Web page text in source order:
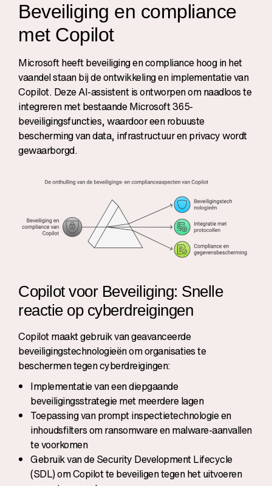
Beveiliging en compliance
met Copilot
Microsoft heeft beveiliging en compliance hoog in het
vaandel staan bij de ontwikkeling en implementatie van
Copilot. Deze AI-assistent is ontworpen om naadloos te
integreren met bestaande Microsoft 365-
beveiligingsfuncties, waardoor een robuuste
bescherming van data, infrastructuur en privacy wordt
gewaarborgd.
Copilot voor Beveiliging: Snelle
reactie op cyberdreigingen
Copilot maakt gebruik van geavanceerde
beveiligingstechnologieën om organisaties te
beschermen tegen cyberdreigingen:
Implementatie van een diepgaande
beveiligingsstrategie met meerdere lagen
Toepassing van prompt inspectietechnologie en
inhoudsfilters om ransomware en malware-aanvallen
te voorkomen
Gebruik van de Security Development Lifecycle
(SDL) om Copilot te beveiligen tegen het uitvoeren